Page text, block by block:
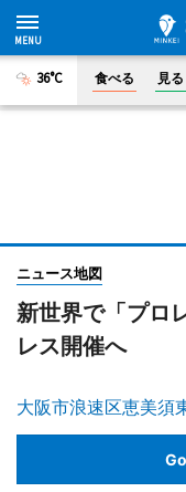
36°C 食べる 見
ニュース地図
新世界で「プロ
レス開催へ
大阪市浪速区恵美須